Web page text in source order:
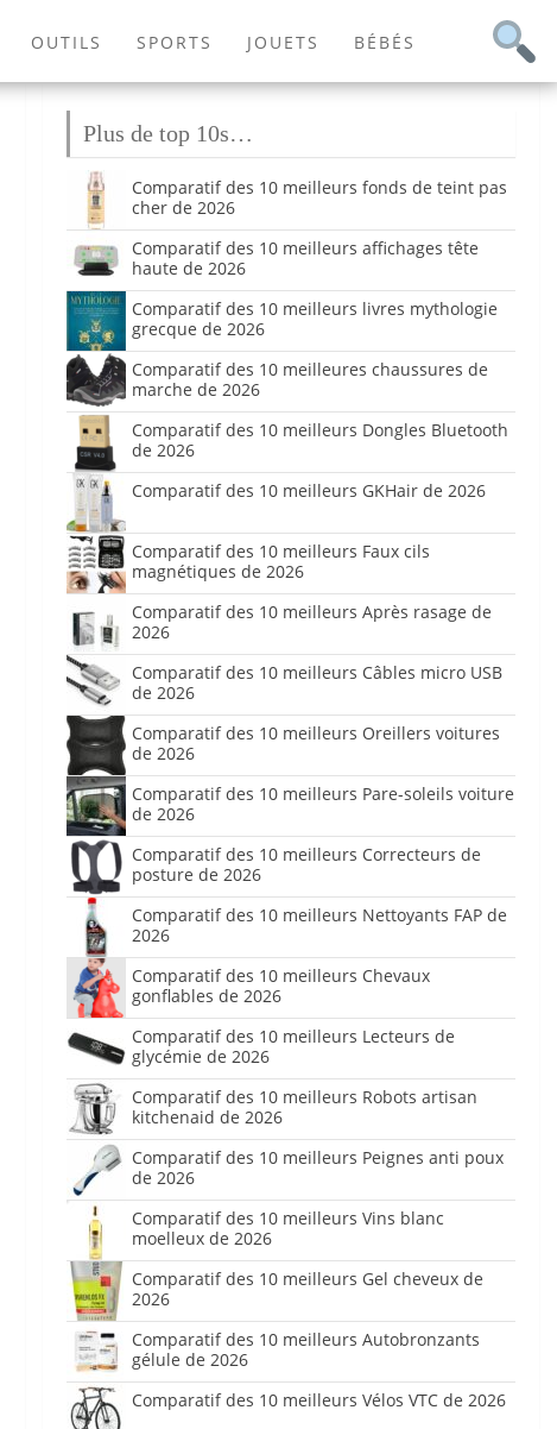
OUTILS SPORTS JOUETS BÉBÉS
Plus de top 10s…
Comparatif des 10 meilleurs fonds de teint pas
cher de 2026
Comparatif des 10 meilleurs affichages tête
haute de 2026
Comparatif des 10 meilleurs livres mythologie
grecque de 2026
Comparatif des 10 meilleures chaussures de
marche de 2026
Comparatif des 10 meilleurs Dongles Bluetooth
de 2026
Comparatif des 10 meilleurs GKHair de 2026
Comparatif des 10 meilleurs Faux cils
magnétiques de 2026
Comparatif des 10 meilleurs Après rasage de
2026
Comparatif des 10 meilleurs Câbles micro USB
de 2026
Comparatif des 10 meilleurs Oreillers voitures
de 2026
Comparatif des 10 meilleurs Pare-soleils voiture
de 2026
Comparatif des 10 meilleurs Correcteurs de
posture de 2026
Comparatif des 10 meilleurs Nettoyants FAP de
2026
Comparatif des 10 meilleurs Chevaux
gonflables de 2026
Comparatif des 10 meilleurs Lecteurs de
glycémie de 2026
Comparatif des 10 meilleurs Robots artisan
kitchenaid de 2026
Comparatif des 10 meilleurs Peignes anti poux
de 2026
Comparatif des 10 meilleurs Vins blanc
moelleux de 2026
Comparatif des 10 meilleurs Gel cheveux de
2026
Comparatif des 10 meilleurs Autobronzants
gélule de 2026
Comparatif des 10 meilleurs Vélos VTC de 2026